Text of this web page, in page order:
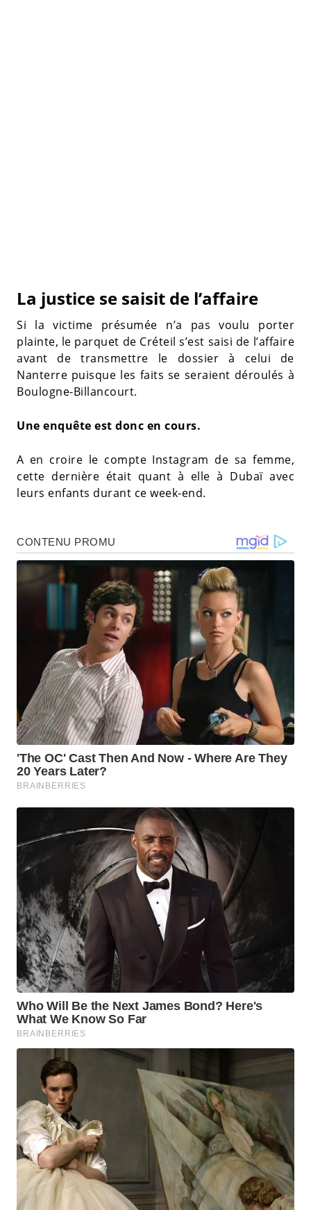
La justice se saisit de l’affaire
Si la victime présumée n’a pas voulu porter
plainte, le parquet de Créteil s’est saisi de l’affaire
avant de transmettre le dossier à celui de
Nanterre puisque les faits se seraient déroulés à
Boulogne-Billancourt.
Une enquête est donc en cours.
A en croire le compte Instagram de sa femme,
cette dernière était quant à elle à Dubaï avec
leurs enfants durant ce week-end.